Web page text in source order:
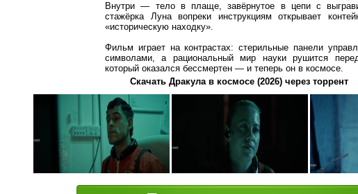
Внутри — тело в плаще, завёрнутое в цепи с
стажёрка Луна вопреки инструкциям открывает
«историческую находку».
Фильм играет на контрастах: стерильные панели
символами, а рациональный мир науки рушится
который оказался бессмертен — и теперь он в космосе.
Скачать Дракула в космосе (2026) через торрент